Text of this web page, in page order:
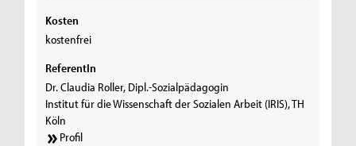
Kosten
kostenfrei
ReferentIn
Dr. Claudia Roller, Dipl.-Sozialpädagogin
Institut für die Wissenschaft der Sozialen Arbeit (IRIS), TH
Köln
Profil